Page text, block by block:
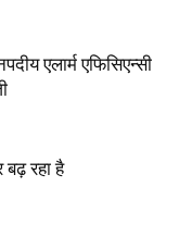
एलार्म एफिसिएन्सी
बढ़ रहा है